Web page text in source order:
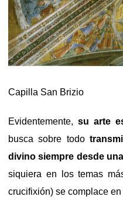
Capilla San Brizio
Evidentemente, su arte
busca sobre todo
divino siempre desde
siquiera en los temas
crucifixión) se complace